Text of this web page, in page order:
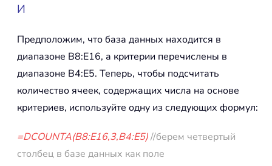
И
Предположим, что база данных находится в
диапазоне B8:E16, а критерии перечислены в
диапазоне B4:E5. Теперь, чтобы подсчитать
количество ячеек, содержащих числа на основе
критериев, используйте одну из следующих формул:
=DCOUNTA(B8:E16,3,B4:E5)//берем четвертый
столбец в базе данных как поле